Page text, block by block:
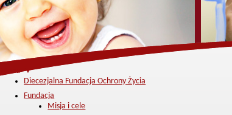
Menu ▼
Diecezjalna Fundacja Ochrony Życia
Fundacja
Misja i cele